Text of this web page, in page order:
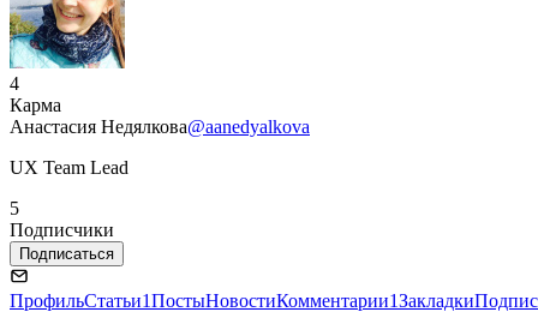
4
Карма
Анастасия Недялкова@aanedyalkova
UX Team Lead
5
Подписчики
Подписаться
ПрофильСтатьи1ПостыНовостиКомментарии1Закладки